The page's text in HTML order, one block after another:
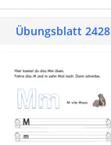
Übungsblatt 2428